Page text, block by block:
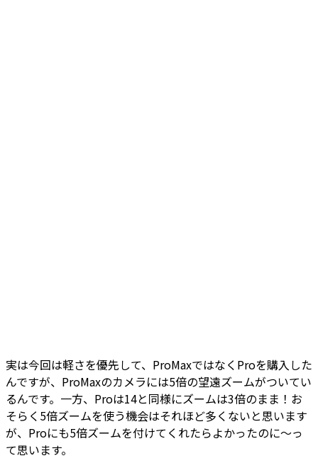
実は今回は軽さを優先して、ProMaxではなくProを購入した
んですが、ProMaxのカメラには5倍の望遠ズームがついてい
るんです。一方、Proは14と同様にズームは3倍のまま！お
そらく5倍ズームを使う機会はそれほど多くないと思います
が、Proにも5倍ズームを付けてくれたらよかったのに～っ
て思います。